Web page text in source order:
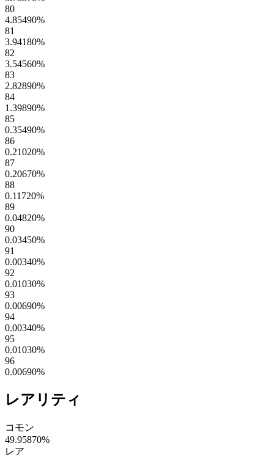
80
4.85490%
81
3.94180%
82
3.54560%
83
2.82890%
84
1.39890%
85
0.35490%
86
0.21020%
87
0.20670%
88
0.11720%
89
0.04820%
90
0.03450%
91
0.00340%
92
0.01030%
93
0.00690%
94
0.00340%
95
0.01030%
96
0.00690%
レアリティ
コモン
49.95870%
レア